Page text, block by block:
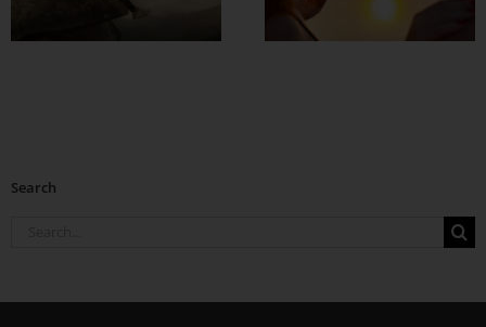
Search